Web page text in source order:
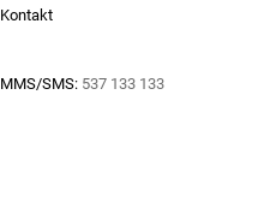
Kontakt
MMS/SMS: 537 133 133